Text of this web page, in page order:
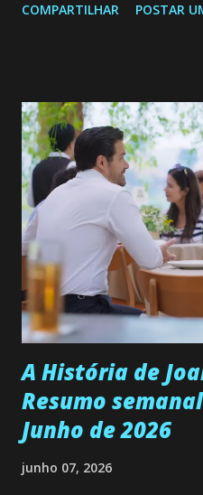
de 25/05/26 a 31/05/26
permanecer virgem até
ama, o que não é fácil, já que
se aprimorar, trabalhando,
ser a primeira mulher da
universidade. Ela tem uma
muito madura para a idade,
empática. Detesta injustiças
teimosa e muito persistente
Durante um exame
COMPARTILHAR POSTAR
A História de
Resumo
Junho de 2026
junho 07, 2026